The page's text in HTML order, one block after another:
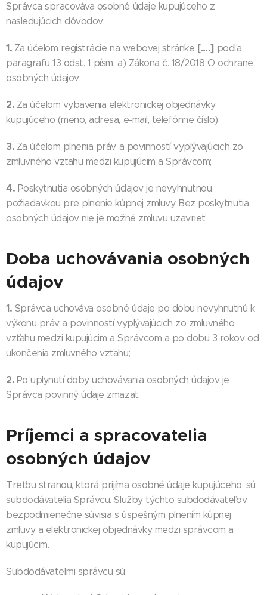
Správca spracováva osobné údaje kupujúceho z
nasledujúcich dôvodov:
1. Za účelom registrácie na webovej stránke [….]podľa
paragrafu 13 odst. 1 písm. a) Zákona č. 18/2018 O ochrane
osobných údajov;
2. Za účelom vybavenia elektronickej objednávky
kupujúceho (meno, adresa, e-mail, telefónne číslo);
3. Za účelom plnenia práv a povinností vyplývajúcich zo
zmluvného vzťahu medzi kupujúcim a Správcom;
4. Poskytnutia osobných údajov je nevyhnutnou
požiadavkou pre plnenie kúpnej zmluvy. Bez poskytnutia
osobných údajov nie je možné zmluvu uzavrieť.
Doba uchovávania osobných
údajov
1. Správca uchováva osobné údaje po dobu nevyhnutnú k
výkonu práv a povinností vyplývajúcich zo zmluvného
vzťahu medzi kupujúcim a Správcom a po dobu 3 rokov od
ukončenia zmluvného vzťahu;
2. Po uplynutí doby uchovávania osobných údajov je
Správca povinný údaje zmazať.
Príjemci a spracovatelia
osobných údajov
Treťou stranou, ktorá prijíma osobné údaje kupujúceho, sú
subdodávatelia Správcu. Služby týchto subdodávateľov
bezpodmienečne súvisia s úspešným plnením kúpnej
zmluvy a elektronickej objednávky medzi správcom a
kupujúcim.
Subdodávateľmi správcu sú: